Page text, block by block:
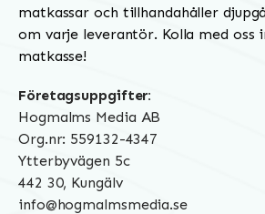
matkassar och tillhandahåller
om varje leverantör. Kolla med oss
matkasse!
Företagsuppgifter:
Hogmalms Media AB
Org.nr: 559132-4347
Ytterbyvägen 5c
442 30, Kungälv
info@hogmalmsmedia.se